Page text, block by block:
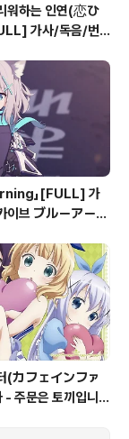
워하는 인연(恋ひ
가사/독음/번
」[FULL] 가
이브 ブルーアーカ
(カフェインファ
- 주문은 토끼입니까